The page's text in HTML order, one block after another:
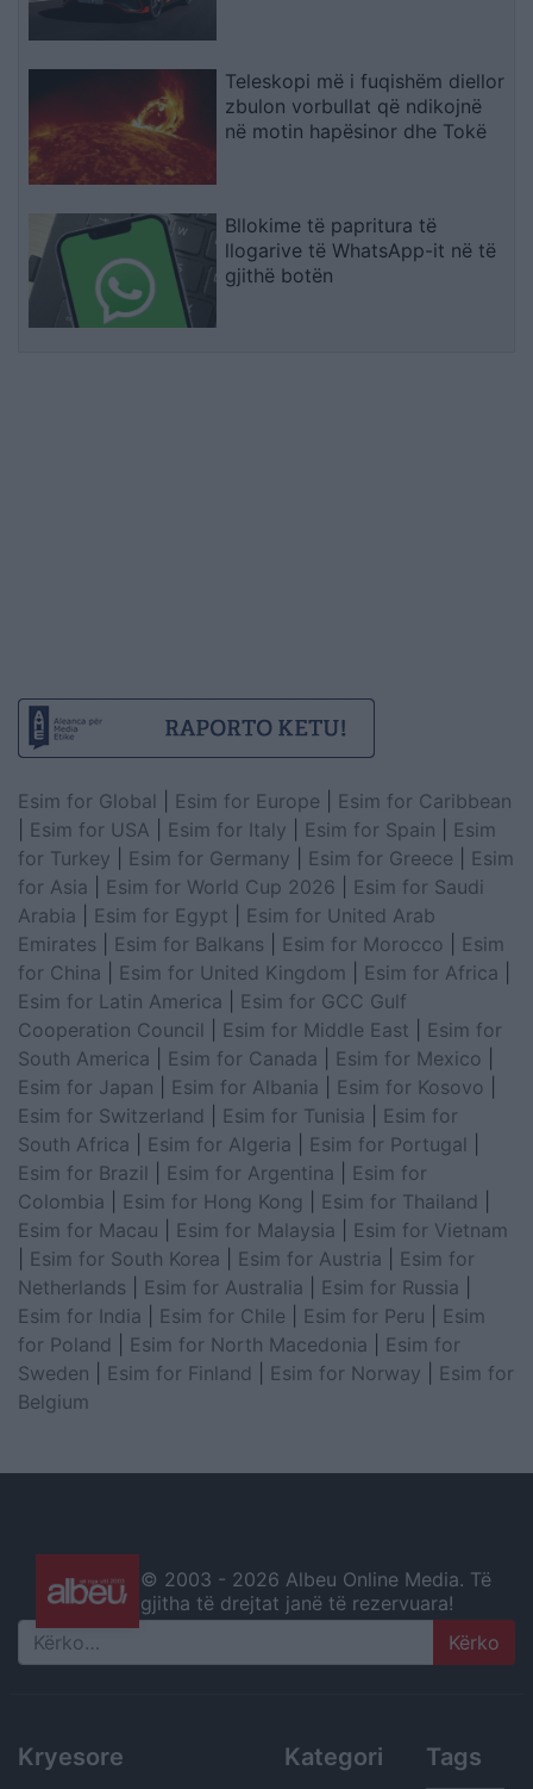
Teleskopi më i fuqishëm diellor
zbulon vorbullat që ndikojnë
në motin hapësinor dhe Tokë
Bllokime të papritura të
llogarive të WhatsApp-it në të
gjithë botën
Esim for Global Esim for Europe
Esim for Caribbean
Esim for USA Esim for Italy Esim for Spain
Esim
for Turkey
Esim for Germany Esim for Greece
Esim
for Asia
Esim for World Cup 2026
Esim for Saudi
Arabia
Esim for Egypt
Esim for United Arab
Emirates
Esim for Balkans Esim for Morocco
Esim
for China
Esim for United Kingdom Esim for Africa
Esim for Latin America
Esim for GCC Gulf
Cooperation Council
Esim for Middle East
Esim for
South America
Esim for Canada Esim for Mexico
Esim for Japan
Esim for Albania Esim for Kosovo
Esim for Switzerland
Esim for Tunisia
Esim for
South Africa
Esim for Algeria Esim for Portugal
Esim for Brazil
Esim for Argentina
Esim for
Colombia
Esim for Hong Kong Esim for Thailand
Esim for Macau
Esim for Malaysia
Esim for Vietnam
Esim for South Korea Esim for Austria
Esim for
Netherlands
Esim for Australia Esim for Russia
Esim for India
Esim for Chile Esim for Peru
Esim
for Poland
Esim for North Macedonia
Esim for
Sweden
Esim for Finland Esim for Norway
Esim for
Belgium
© 2003 - 2026 Albeu Online Media. Të
gjitha të drejtat janë të rezervuara!
Search
Kryesore Kategori Tags